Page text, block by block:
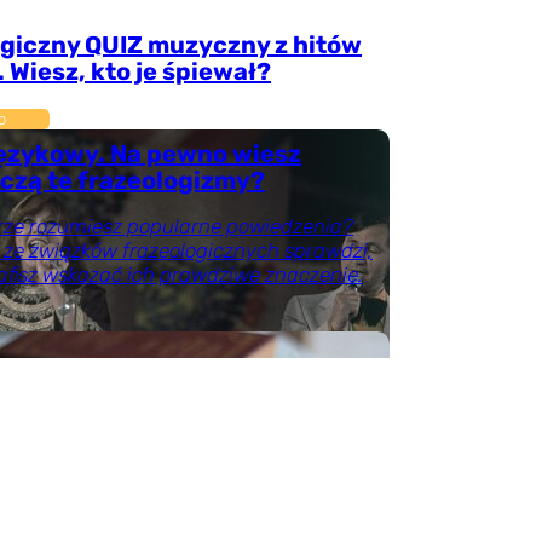
QUIZ muzyczny z hitów
Wiesz, kto je śpiewał?
Na pewno wiesz
te frazeologizmy?
rozumiesz popularne powiedzenia?
ze związków frazeologicznych sprawdzi,
wskazać ich prawdziwe znaczenie.